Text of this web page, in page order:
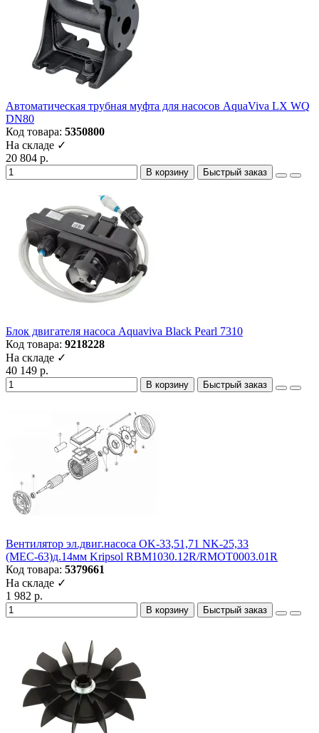
Автоматическая трубная муфта для насосов AquaViva LX WQ
DN80
Код товара: 5350800
На складе ✓
20 804 р.
В корзину Быстрый заказ
Блок двигателя насоса Aquaviva Black Pearl 7310
Код товара: 9218228
На складе ✓
40 149 р.
В корзину Быстрый заказ
Вентилятор эл.двиг.насоса OK-33,51,71 NK-25,33
(МЕС-63)д.14мм Kripsol RBM1030.12R/RMOT0003.01R
Код товара: 5379661
На складе ✓
1 982 р.
В корзину Быстрый заказ